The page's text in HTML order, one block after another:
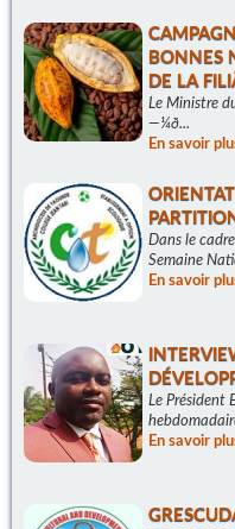
BONNES
DE LA
Le Ministre du
—¼ð...
En savoir
Dans le
Semaine
En savoir
Le Président
En savoir